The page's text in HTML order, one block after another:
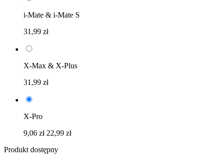
i-Mate & i-Mate S
31,99 zł
X-Max & X-Plus
31,99 zł
X-Pro
9,06 zł 22,99 zł
Produkt dostępny